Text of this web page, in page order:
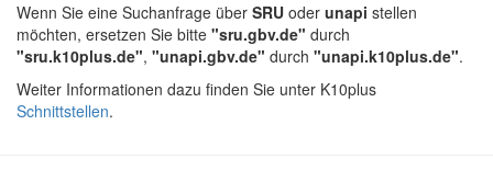
Wenn Sie eine Suchanfrage über SRU oder unapi stellen
möchten, ersetzen Sie bitte "sru.gbv.de" durch
"sru.k10plus.de", "unapi.gbv.de" durch "unapi.k10plus.de".
Weiter Informationen dazu finden Sie unter K10plus
Schnittstellen.